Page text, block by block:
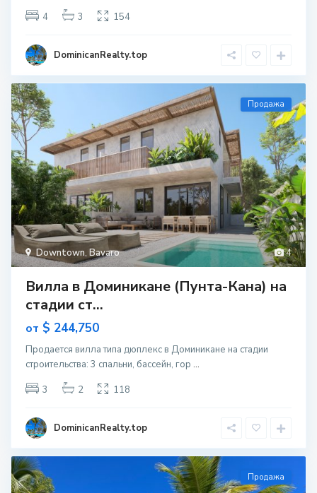
4
3 154
DominicanRealty.top
4
Downtown, Bavaro
Продажа
Вилла в Доминикане (Пунта-Кана) на
стадии ст...
от $ 244,750
Продается вилла типа дюплекс в Доминикане на стадии
строительcтва: 3 спальни, бассейн, гор ...
3
2 118
DominicanRealty.top
Продажа